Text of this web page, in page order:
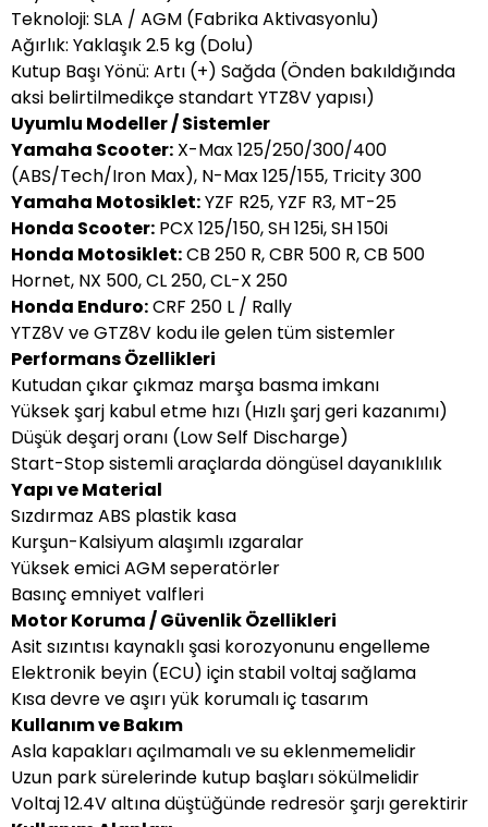
Teknoloji: SLA / AGM (Fabrika Aktivasyonlu)
Ağırlık: Yaklaşık 2.5 kg (Dolu)
Kutup Başı Yönü: Artı (+) Sağda (Önden bakıldığında
aksi belirtilmedikçe standart YTZ8V yapısı)
Uyumlu Modeller / Sistemler
Yamaha Scooter: X-Max 125/250/300/400
(ABS/Tech/Iron Max), N-Max 125/155, Tricity 300
Yamaha Motosiklet:YZF R25, YZF R3, MT-25
Honda Scooter: PCX 125/150, SH 125i, SH 150i
Honda Motosiklet:CB 250 R, CBR 500 R, CB 500
Hornet, NX 500, CL 250, CL-X 250
Honda Enduro:CRF 250 L / Rally
YTZ8V ve GTZ8V kodu ile gelen tüm sistemler
Performans Özellikleri
Kutudan çıkar çıkmaz marşa basma imkanı
Yüksek şarj kabul etme hızı (Hızlı şarj geri kazanımı)
Düşük deşarj oranı (Low Self Discharge)
Start-Stop sistemli araçlarda döngüsel dayanıklılık
Yapı ve Material
Sızdırmaz ABS plastik kasa
Kurşun-Kalsiyum alaşımlı ızgaralar
Yüksek emici AGM seperatörler
Basınç emniyet valfleri
Motor Koruma / Güvenlik Özellikleri
Asit sızıntısı kaynaklı şasi korozyonunu engelleme
Elektronik beyin (ECU) için stabil voltaj sağlama
Kısa devre ve aşırı yük korumalı iç tasarım
Kullanım ve Bakım
Asla kapakları açılmamalı ve su eklenmemelidir
Uzun park sürelerinde kutup başları sökülmelidir
Voltaj 12.4V altına düştüğünde redresör şarjı gerektirir